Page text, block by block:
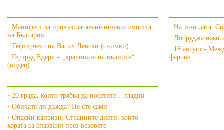
· Манифест за провъзгласяване независимостта
на България
· Тефтерчето на Васил Левски (снимки)
· Гертруд Едерл – „кралицата на вълните“
(видео)
· На тази дата:
· Добруджа
· 18 август -
фарове
· 20 града, които трябва да посетите... гладни
· Обичате ли дъжда? Не сте сами
· Опасни капризи: Странните диети, които
хората са спазвали през вековете